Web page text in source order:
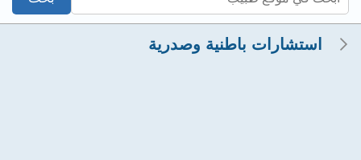
استشارات باطنية وصدرية